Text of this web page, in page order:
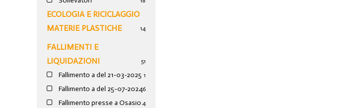
ECOLOGIA E RICICLAGGIO
MATERIE PLASTICHE
14
FALLIMENTI E
LIQUIDAZIONI
51
Fallimento a del 21-03-2025 1
Fallimento a del 25-07-20246
Fallimento presse a Osasio 4